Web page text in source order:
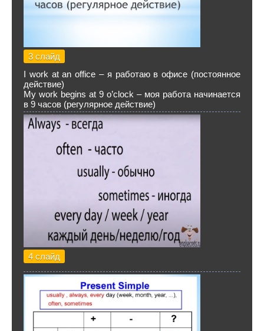
3 слайд
I work at an office – я работаю в офисе (постоянное
действие)
My work begins at 9 o’clock – моя работа начинается
в 9 часов (регулярное действие)
4 слайд